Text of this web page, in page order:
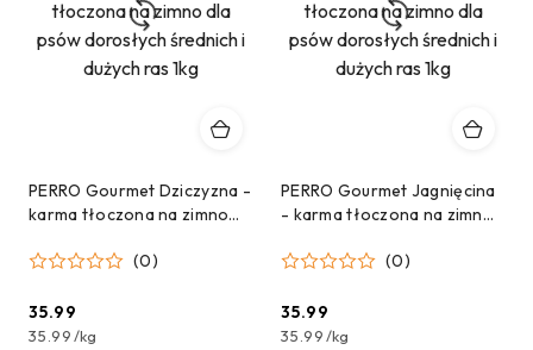
PERRO Gourmet Dziczyzna -
karma tłoczona na zimno
średnich i dużych ras 1kg
(0)
Cena:
35.99
35.99/kg
PERRO Gourmet Jagnięcina
- karma tłoczona na zimno
średnich i dużych ras 1kg
(0)
Cena:
35.99
35.99/kg